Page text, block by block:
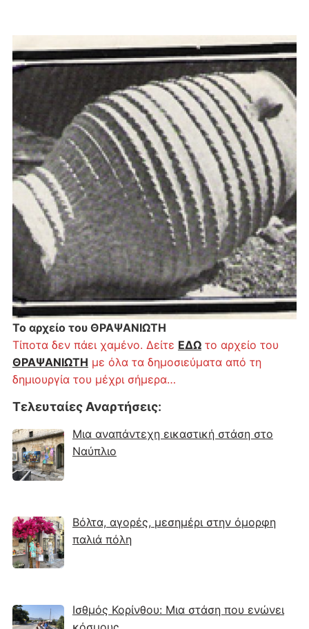
Το αρχείο του ΘΡΑΨΑΝΙΩΤΗ
Τίποτα δεν πάει χαμένο. Δείτε ΕΔΩτο αρχείο του
ΘΡΑΨΑΝΙΩΤΗ με όλα τα δημοσιεύματα από τη
δημιουργία του μέχρι σήμερα…
Τελευταίες Αναρτήσεις:
Μια αναπάντεχη εικαστική στάση στο
Ναύπλιο
Βόλτα, αγορές, μεσημέρι στην όμορφη
παλιά πόλη
Ισθμός Κορίνθου: Μια στάση που ενώνει